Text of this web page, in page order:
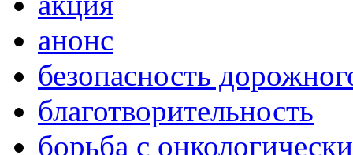
анонс
безопасность
благотворительность
борьба с